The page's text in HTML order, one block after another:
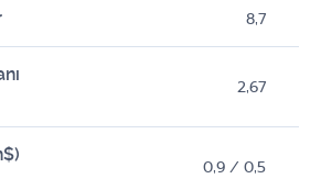
8,7
2,67
0,9 / 0,5